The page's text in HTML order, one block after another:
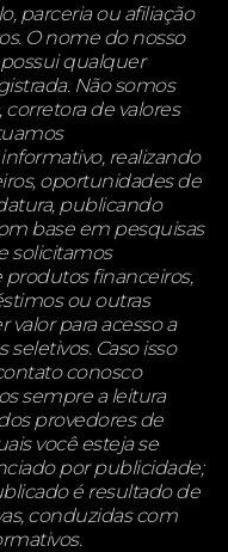
parceria ou afiliação
O nome do nosso
qualquer
Não somos
de valores
realizando
oportunidades de
publicando
base em pesquisas
solicitamos
produtos financeiros,
ou outras
para acesso a
Caso isso
conosco
sempre a leitura
provedores de
você esteja se
por publicidade;
é resultado de
conduzidas com